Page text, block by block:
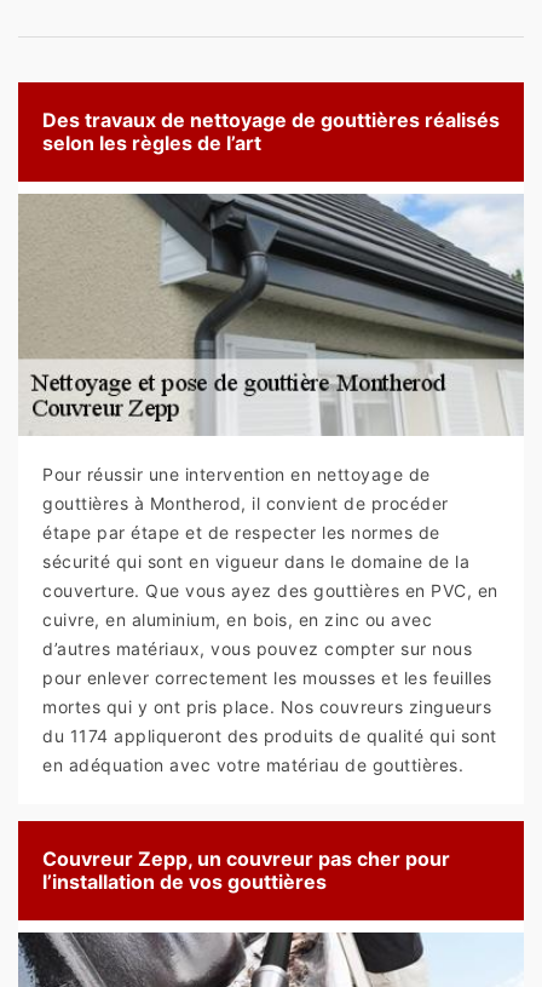
Des travaux de nettoyage de gouttières réalisés
selon les règles de l’art
Pour réussir une intervention en nettoyage de
gouttières à Montherod, il convient de procéder
étape par étape et de respecter les normes de
sécurité qui sont en vigueur dans le domaine de la
couverture. Que vous ayez des gouttières en PVC, en
cuivre, en aluminium, en bois, en zinc ou avec
d’autres matériaux, vous pouvez compter sur nous
pour enlever correctement les mousses et les feuilles
mortes qui y ont pris place. Nos couvreurs zingueurs
du 1174 appliqueront des produits de qualité qui sont
en adéquation avec votre matériau de gouttières.
Couvreur Zepp, un couvreur pas cher pour
l’installation de vos gouttières